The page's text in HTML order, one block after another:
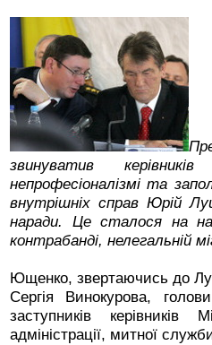
звинуватив
непрофесіоналізмі та
внутрішніх справ Юрій
наради. Це сталося на
контрабанді, нелегальній
Ющенко, звертаючись до
Сергія Винокурова,
заступників керівників
адміністрації, митної